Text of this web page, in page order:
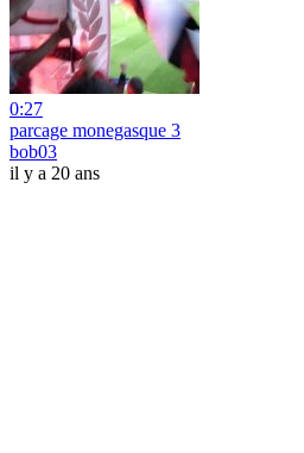
0:27
parcage monegasque 3
bob03
il y a 20 ans